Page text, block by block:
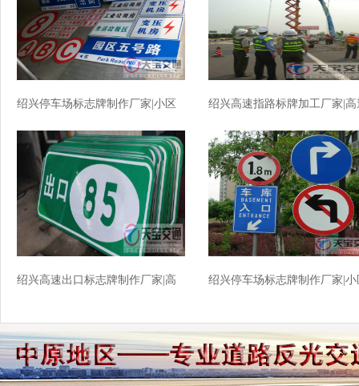
绍兴停车场标志牌制作厂家|小区
绍兴高速指路标牌加工厂家|高
绍兴高速出口标志牌制作厂家|高
绍兴停车场标志牌制作厂家|小